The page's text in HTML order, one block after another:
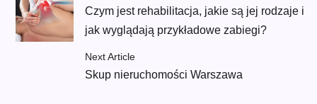
Czym jest rehabilitacja, jakie są jej rodzaje i
jak wyglądają przykładowe zabiegi?
Next Article
Skup nieruchomości Warszawa